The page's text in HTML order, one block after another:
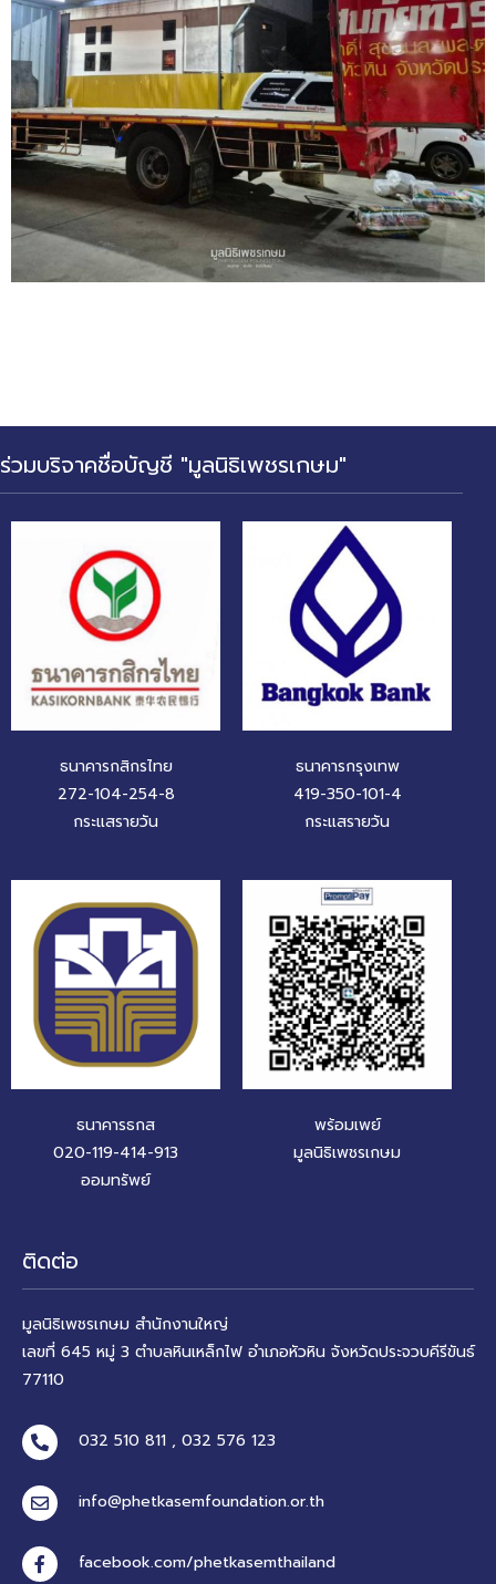
ร่วมบริจาคชื่อบัญชี "มูลนิธิเพชรเกษม"
ธนาคารกสิกรไทย
272-104-254-8
กระแสรายวัน
ธนาคารกรุงเทพ
419-350-101-4
กระแสรายวัน
ธนาคารธกส
020-119-414-913
ออมทรัพย์
พร้อมเพย์
มูลนิธิเพชรเกษม
ติดต่อ
มูลนิธิเพชรเกษม สำนักงานใหญ่
เลขที่ 645 หมู่ 3 ตำบลหินเหล็กไฟ อำเภอหัวหิน จังหวัดประจวบคีรีขันธ์
77110
032 510 811 , 032 576 123
info@phetkasemfoundation.or.th
facebook.com/phetkasemthailand